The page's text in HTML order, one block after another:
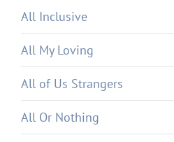
All Inclusive
All My Loving
All of Us Strangers
All Or Nothing